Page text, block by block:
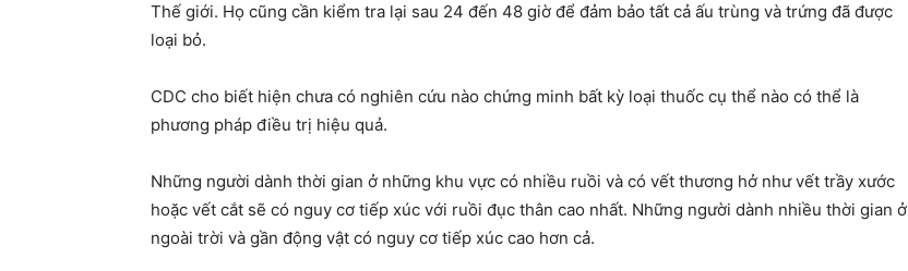
Thế giới. Họ cũng cần kiểm tra lại sau 24 đến 48 giờ để đảm bảo tất cả ấu trùng và trứng đã được
loại bỏ.
CDC cho biết hiện chưa có nghiên cứu nào chứng minh bất kỳ loại thuốc cụ thể nào có thể là
phương pháp điều trị hiệu quả.
Những người dành thời gian ở những khu vực có nhiều ruồi và có vết thương hở như vết trầy xước
hoặc vết cắt sẽ có nguy cơ tiếp xúc với ruồi đục thân cao nhất. Những người dành nhiều thời gian ở
ngoài trời và gần động vật có nguy cơ tiếp xúc cao hơn cả.